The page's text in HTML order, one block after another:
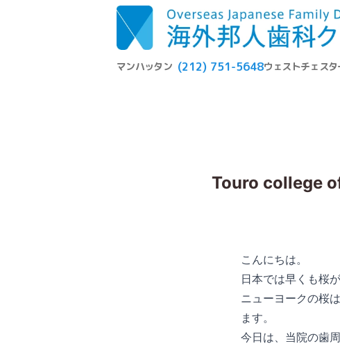
マンハッタン (212) 751-5648ウェストチェスタ
Touro college
こんにちは。
日本では早くも桜
ニューヨークの桜
ます。
今日は、当院の歯